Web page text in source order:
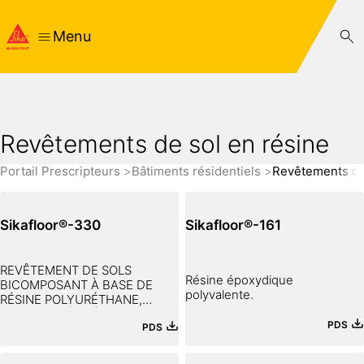
Menu
Revêtements de sol en résine
Portail Prescripteurs Bâtiments résidentiels Revêtements
Sikafloor®-330
REVÊTEMENT DE SOLS
BICOMPOSANT À BASE DE
RÉSINE POLYURÉTHANE,
PDS
Sikafloor®-161
Résine époxydique
polyvalente.
PDS